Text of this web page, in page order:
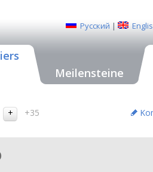
Русский |
Meilensteine
+35